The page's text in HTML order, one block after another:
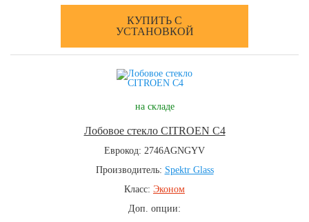
КУПИТЬ С
УСТАНОВКОЙ
на складе
Лобовое стекло CITROEN C4
Еврокод: 2746AGNGYV
Производитель: Spektr Glass
Класс: Эконом
Доп. опции: